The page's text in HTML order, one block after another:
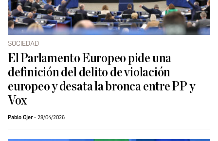
SOCIEDAD
El Parlamento Europeo pide una
definición del delito de violación
europeo y desata la bronca entre PP y
Vox
Pablo Ojer 28/04/2026